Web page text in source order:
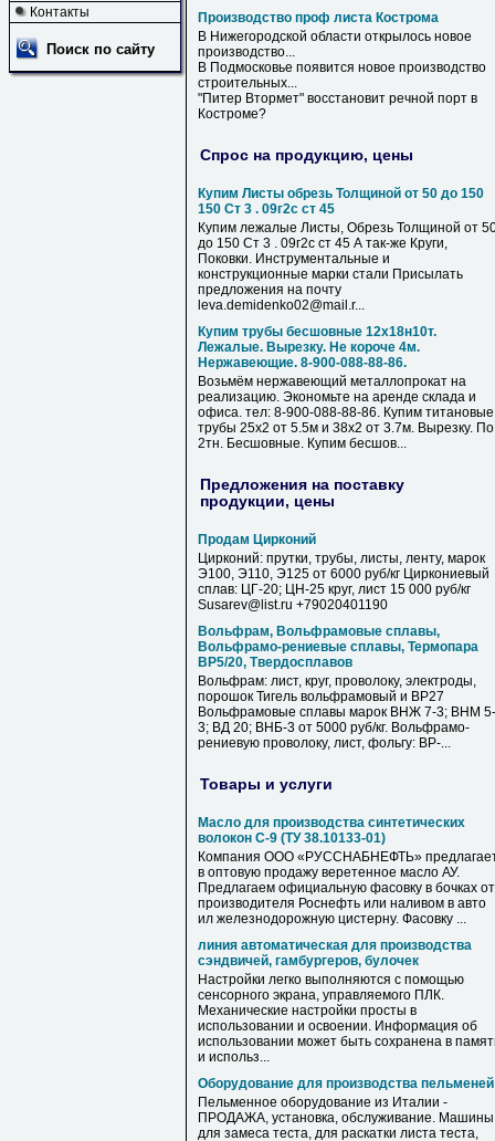
Контакты
Поиск по сайту
Производство проф листа Кострома
В Нижегородской области открылось новое
производство...
В Подмосковье появится новое производство
строительных...
"Питер Втормет" восстановит речной порт в
Костроме?
Спрос на продукцию, цены
Купим Листы обрезь Толщиной от 50 до 150
150 Ст 3 . 09г2с ст 45
Купим лежалые Листы, Обрезь Толщиной от
до 150 Ст 3 . 09г2с ст 45 А так-же Круги,
Поковки. Инструментальные и
конструкционные марки стали Присылать
предложения на почту
leva.demidenko02@mail.r...
Купим трубы бесшовные 12х18н10т.
Лежалые. Вырезку. Не короче 4м.
Нержавеющие. 8-900-088-88-86.
Возьмём нержавеющий металлопрокат на
реализацию. Экономьте на аренде склада и
офиса. тел: 8-900-088-88-86. Купим титановые
трубы 25х2 от 5.5м и 38х2 от 3.7м. Вырезку. По
2тн. Бесшовные. Купим бесшов...
Предложения на поставку
продукции, цены
Продам Цирконий
Цирконий: прутки, трубы, листы, ленту, марок
Э100, Э110, Э125 от 6000 руб/кг Циркониевый
сплав: ЦГ-20; ЦН-25 круг, лист 15 000 руб/кг
Susarev@list.ru +79020401190
Вольфрам, Вольфрамовые сплавы,
Вольфрамо-рениевые сплавы, Термопара
ВР5/20, Твердосплавов
Вольфрам: лист, круг, проволоку, электроды,
порошок Тигель вольфрамовый и ВР27
Вольфрамовые сплавы марок ВНЖ 7-3; ВНМ 5-
3; ВД 20; ВНБ-3 от 5000 руб/кг. Вольфрамо-
рениевую проволоку, лист, фольгу: ВР-...
Товары и услуги
Масло для производства синтетических
волокон С-9 (ТУ 38.10133-01)
Компания ООО «РУССНАБНЕФТЬ»
в оптовую продажу веретенное масло АУ.
Предлагаем официальную фасовку в бочках от
производителя Роснефть или наливом в авто
ил железнодорожную цистерну. Фасовку ...
линия автоматическая для производства
сэндвичей, гамбургеров, булочек
Настройки легко выполняются с помощью
сенсорного экрана, управляемого ПЛК.
Механические настройки просты в
использовании и освоении. Информация об
использовании может быть сохранена в
и использ...
Оборудование для производства пельменей
Пельменное оборудование из Италии -
ПРОДАЖА, установка, обслуживание. Машины
для замеса теста, для раскатки листа теста,